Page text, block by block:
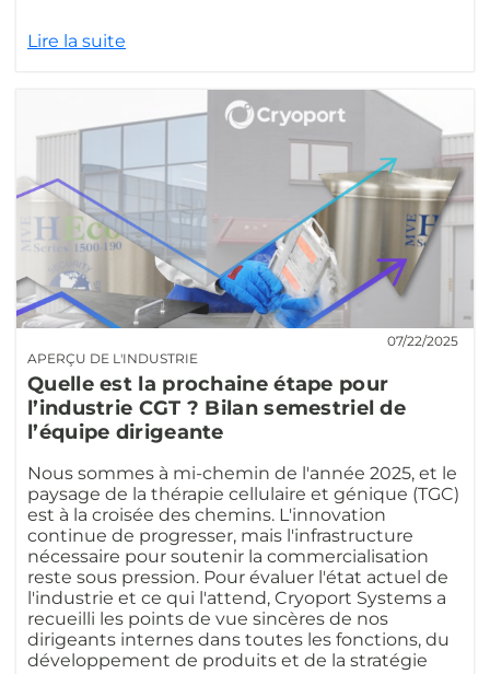
Lire la suite
APERÇU DE L'INDUSTRIE
07/22/2025
Quelle est la prochaine étape pour
l’industrie CGT ? Bilan semestriel de
l’équipe dirigeante
Nous sommes à mi-chemin de l'année 2025, et le
paysage de la thérapie cellulaire et génique (TGC)
est à la croisée des chemins. L'innovation
continue de progresser, mais l'infrastructure
nécessaire pour soutenir la commercialisation
reste sous pression. Pour évaluer l'état actuel de
l'industrie et ce qui l'attend, Cryoport Systems a
recueilli les points de vue sincères de nos
dirigeants internes dans toutes les fonctions, du
développement de produits et de la stratégie